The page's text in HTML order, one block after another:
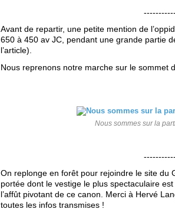
Avant de repartir, une petite mention de
650 à 450 av JC, pendant une grande partie
l’article).
Nous reprenons notre marche sur le sommet
Nous sommes sur la
On replonge en forêt pour rejoindre le site du
portée dont le vestige le plus spectaculaire
l’affût pivotant de ce canon. Merci à Hervé
toutes les infos transmises !